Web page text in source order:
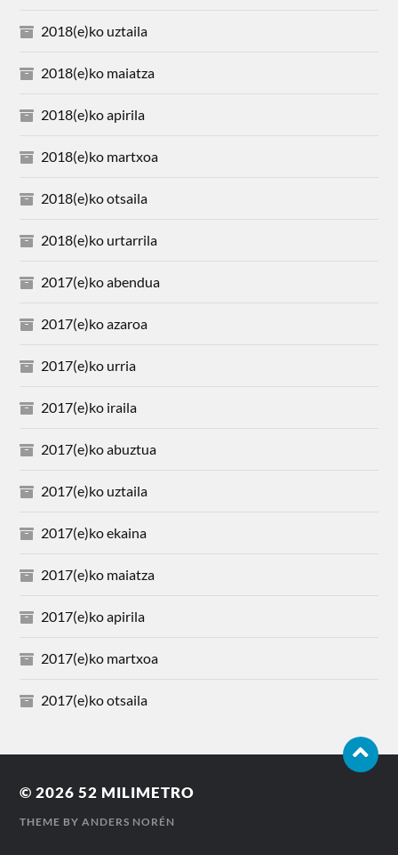
2018(e)ko uztaila
2018(e)ko maiatza
2018(e)ko apirila
2018(e)ko martxoa
2018(e)ko otsaila
2018(e)ko urtarrila
2017(e)ko abendua
2017(e)ko azaroa
2017(e)ko urria
2017(e)ko iraila
2017(e)ko abuztua
2017(e)ko uztaila
2017(e)ko ekaina
2017(e)ko maiatza
2017(e)ko apirila
2017(e)ko martxoa
2017(e)ko otsaila
© 202652 MILIMETRO
THEME BYANDERS NORÉN